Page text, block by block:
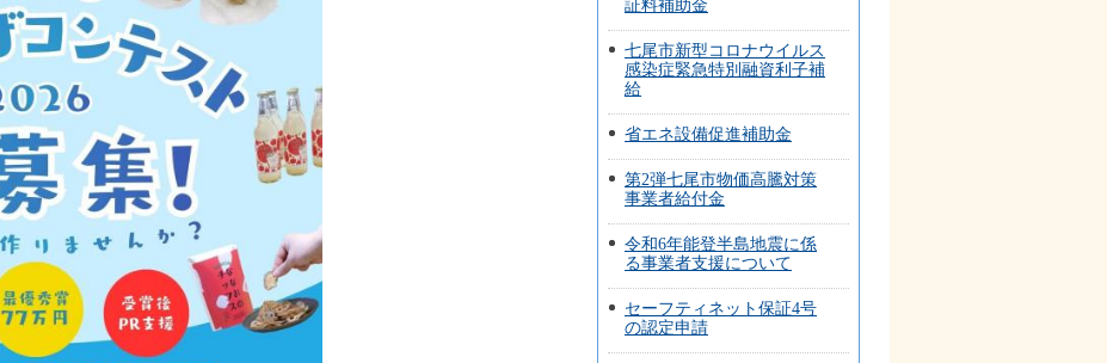
証料補助金
七尾市新型コロナウイルス
感染症緊急特別融資利子補
給
省エネ設備促進補助金
第2弾七尾市物価高騰対策
事業者給付金
令和6年能登半島地震に係
る事業者支援について
セーフティネット保証4号
の認定申請